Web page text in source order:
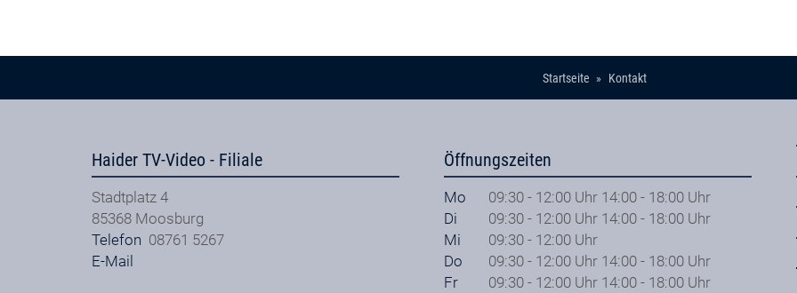
Startseite Kontakt
Haider TV-Video - Filiale
Stadtplatz 4
85368 Moosburg
Telefon 08761 5267
E-Mail
Öffnungszeiten
Mo
09:30 - 12:00 Uhr 14:00 - 18:00 Uhr
Di
09:30 - 12:00 Uhr 14:00 - 18:00 Uhr
Mi
09:30 - 12:00 Uhr
Do
09:30 - 12:00 Uhr 14:00 - 18:00 Uhr
Fr
09:30 - 12:00 Uhr 14:00 - 18:00 Uhr